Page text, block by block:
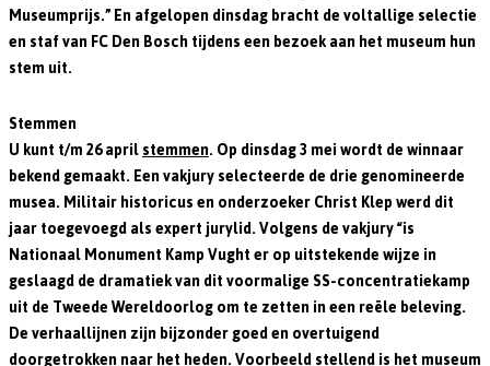
Museumprijs.” En afgelopen dinsdag bracht de voltallige selectie
en staf van FC Den Bosch tijdens een bezoek aan het museum hun
stem uit.
Stemmen
U kunt t/m 26 aprilstemmen. Op dinsdag 3 mei wordt de winnaar
bekend gemaakt. Een vakjury selecteerde de drie genomineerde
musea. Militair historicus en onderzoeker Christ Klep werd dit
jaar toegevoegd als expert jurylid. Volgens de vakjury “is
Nationaal Monument Kamp Vught er op uitstekende wijze in
geslaagd de dramatiek van dit voormalige SS-concentratiekamp
uit de Tweede Wereldoorlog om te zetten in een reële beleving.
De verhaallijnen zijn bijzonder goed en overtuigend
doorgetrokken naar het heden. Voorbeeld stellend is het museum